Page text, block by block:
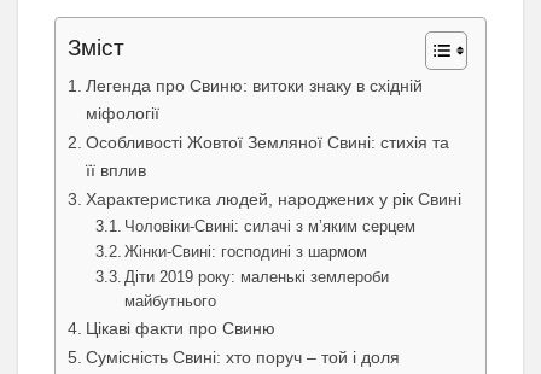
Зміст
Легенда про Свиню: витоки знаку в східній
міфології
Особливості Жовтої Земляної Свині: стихія та
її вплив
Характеристика людей, народжених у рік Свині
Чоловіки-Свині: силачі з м’яким серцем
Жінки-Свині: господині з шармом
Діти 2019 року: маленькі землероби
майбутнього
Цікаві факти про Свиню
Сумісність Свині: хто поруч – той і доля